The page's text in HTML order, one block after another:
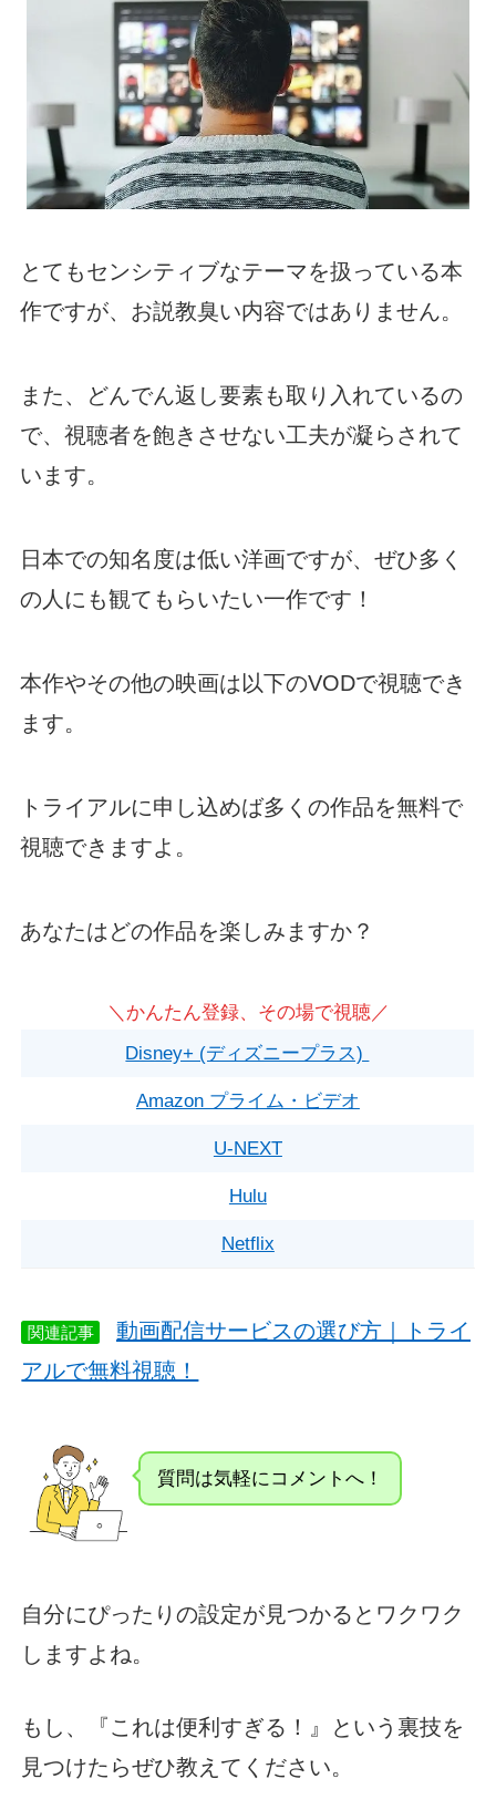
とてもセンシティブなテーマを扱っている本
作ですが、お説教臭い内容ではありません。
また、どんでん返し要素も取り入れているの
で、視聴者を飽きさせない工夫が凝らされて
います。
日本での知名度は低い洋画ですが、ぜひ多く
の人にも観てもらいたい一作です！
本作やその他の映画は以下のVODで視聴でき
ます。
トライアルに申し込めば多くの作品を無料で
視聴できますよ。
あなたはどの作品を楽しみますか？
＼かんたん登録、その場で視聴／
Disney+ (ディズニープラス)
Amazon プライム・ビデオ
U-NEXT
Hulu
Netflix
関連記事
動画配信サービスの選び方｜トライ
アルで無料視聴！
質問は気軽にコメントへ！
自分にぴったりの設定が見つかるとワクワク
しますよね。
もし、『これは便利すぎる！』という裏技を
見つけたらぜひ教えてください。